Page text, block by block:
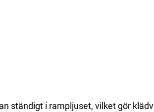
ständigt i rampljuset, vilket gör